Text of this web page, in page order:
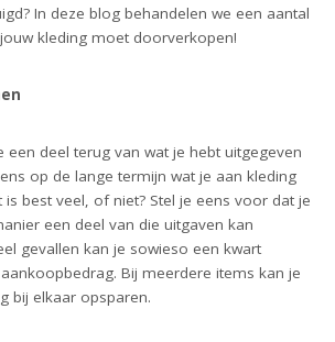
In deze blog behandelen we een aantal
kleding moet doorverkopen!
een deel terug van wat je hebt uitgegeven
op de lange termijn wat je aan kleding
is best veel, of niet? Stel je eens voor dat je
een deel van die uitgaven kan
gevallen kan je sowieso een kwart
Bij meerdere items kan je
bij elkaar opsparen.